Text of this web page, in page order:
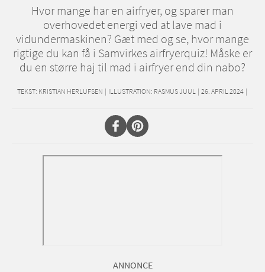
Hvor mange har en airfryer, og sparer man
overhovedet energi ved at lave mad i
vidundermaskinen? Gæt med og se, hvor mange
rigtige du kan få i Samvirkes airfryerquiz! Måske er
du en større haj til mad i airfryer end din nabo?
TEKST: KRISTIAN HERLUFSEN | ILLUSTRATION: RASMUS JUUL | 26. APRIL 2024 |
ANNONCE